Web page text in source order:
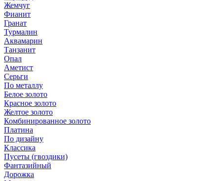
Жемчуг
Фианит
Гранат
Турмалин
Аквамарин
Танзанит
Опал
Аметист
Серьги
По металлу
Белое золото
Красное золото
Желтое золото
Комбинированное золото
Платина
По дизайну
Классика
Пусеты (гвоздики)
Фантазийный
Дорожка